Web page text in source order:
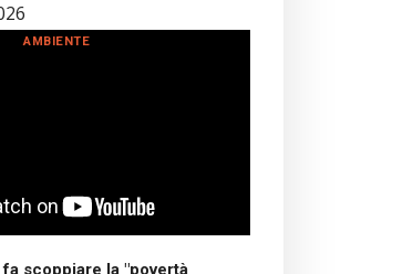
scoppiare la "povertà
AMBIENTE